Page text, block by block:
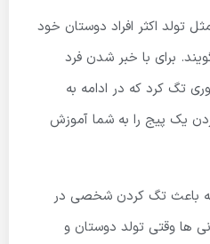
تولد اکثر افراد دوستان خود
برای با خبر شدن فرد
تگ کرد که در ادامه به
یک پیج را به شما آموزش
باعث تگ کردن شخصی در
ها وقتی تولد دوستان و